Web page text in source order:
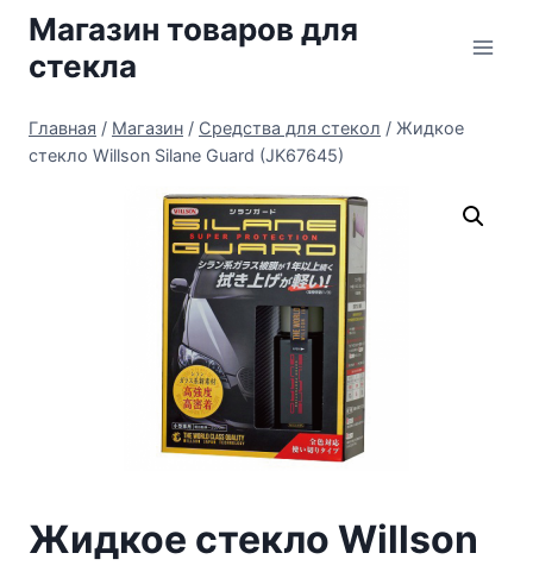
Перейти
содержимому
Магазин товаров для
стекла
Главная / Магазин / Средства для стекол / Жидкое
стекло Willson Silane Guard (JK67645)
Жидкое стекло Willson